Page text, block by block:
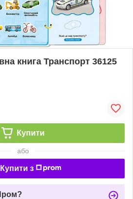
книга Транспорт 36125
Купити
або
Купити з